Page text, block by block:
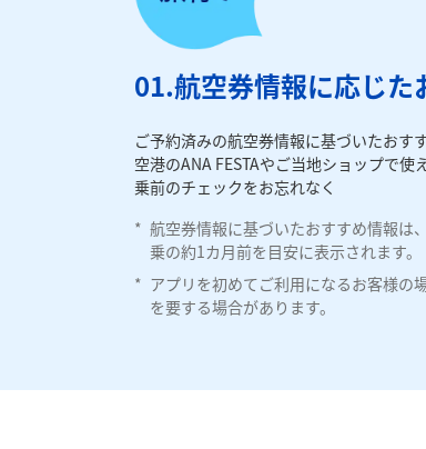
01.航空券情報に応じた
ご予約済みの航空券情報に基づいたおす
空港のANA FESTAやご当地ショップで
乗前のチェックをお忘れなく
* 航空券情報に基づいたおすすめ情報は
乗の約1カ月前を目安に表示されます。
* アプリを初めてご利用になるお客様の
を要する場合があります。